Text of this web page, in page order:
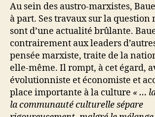
Au sein des austro-marxistes,
à part. Ses travaux sur la question
sont d’une actualité brûlante.
contrairement aux leaders
pensée marxiste, traite de la
elle-même. Il rompt, à cet égard,
évolutionniste et économiste et
place importante à la culture « …
la communauté culturelle sépare